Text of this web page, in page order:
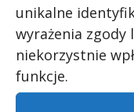
unikalne
wyrażenia zgody
niekorzystnie
funkcje.
Da się zrobić
24 listopada 2020